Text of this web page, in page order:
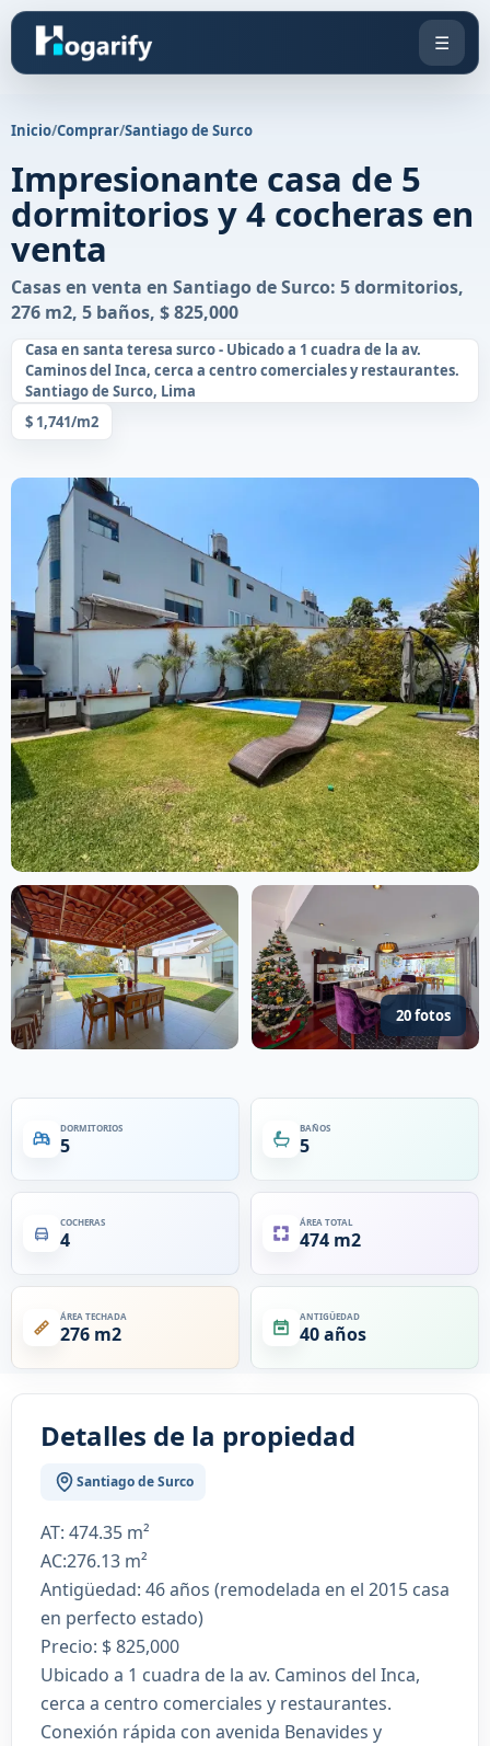
☰
Inicio/Comprar/Santiago de Surco
Impresionante casa de 5
dormitorios y 4 cocheras en
venta
Casas en venta en Santiago de Surco: 5 dormitorios,
276 m2, 5 baños, $ 825,000
Casa en santa teresa surco - Ubicado a 1 cuadra de la av.
Caminos del Inca, cerca a centro comerciales y restaurantes.
Santiago de Surco, Lima
$ 1,741/m2
20 fotos
DORMITORIOS
5
BAÑOS
5
COCHERAS
4
ÁREA TOTAL
474 m2
ÁREA TECHADA
276 m2
ANTIGÜEDAD
40 años
Detalles de la propiedad
Santiago de Surco
AT: 474.35 m²
AC:276.13 m²
Antigüedad: 46 años (remodelada en el 2015 casa
en perfecto estado)
Precio: $ 825,000
Ubicado a 1 cuadra de la av. Caminos del Inca,
cerca a centro comerciales y restaurantes.
Conexión rápida con avenida Benavides y